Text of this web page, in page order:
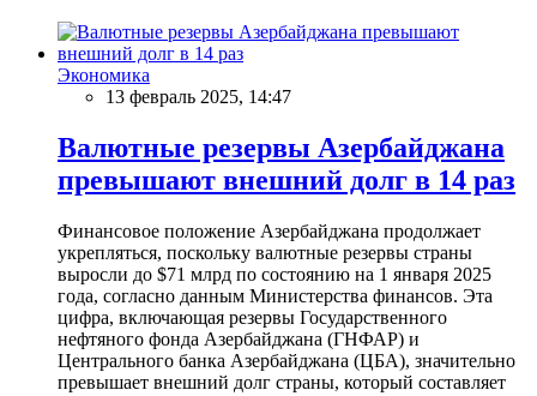
Экономика
13 февраль 2025, 14:47
Валютные резервы Азербайджана
превышают внешний долг в 14 раз
Финансовое положение Азербайджана продолжает
укрепляться, поскольку валютные резервы страны
выросли до $71 млрд по состоянию на 1 января 2025
года, согласно данным Министерства финансов. Эта
цифра, включающая резервы Государственного
нефтяного фонда Азербайджана (ГНФАР) и
Центрального банка Азербайджана (ЦБА), значительно
превышает внешний долг страны, который составляет